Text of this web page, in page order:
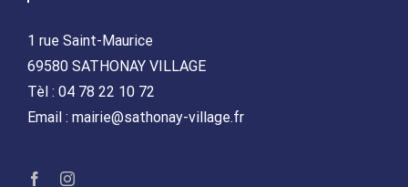
1 rue Saint-Maurice
69580 SATHONAY VILLAGE
Tèl : 04 78 22 10 72
Email : mairie@sathonay-village.fr